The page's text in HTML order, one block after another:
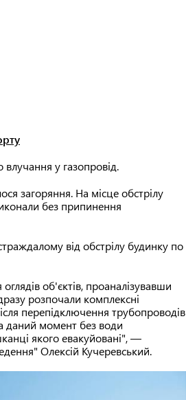
влучання у газопровід.
загоряння. На місце обстрілу
без припинення
від обстрілу будинку по
об'єктів, проаналізувавши
розпочали комплексні
перепідключення трубопроводів
даний момент без води
якого евакуйовані", —
Олексій Кучеревський.